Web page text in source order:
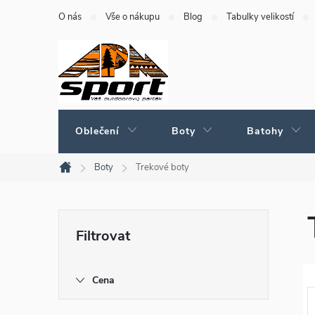
O nás Vše o nákupu Blog Tabulky velikostí
Oblečení Boty Batohy
Domů
Boty Trekové boty
Cena